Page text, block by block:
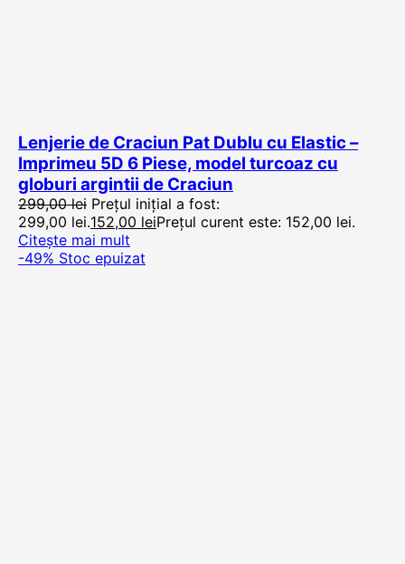
Lenjerie de Craciun Pat Dublu cu Elastic –
Imprimeu 5D 6 Piese, model turcoaz cu
globuri argintii de Craciun
299,00lei Prețul inițial a fost:
299,00 lei.152,00 leiPrețul curent este: 152,00 lei.
Citește mai mult
-49% Stoc epuizat